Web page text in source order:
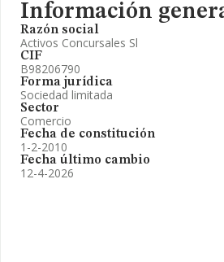
Información
Razón social
Activos Concursales Sl
CIF
B98206790
Forma jurídica
Sociedad limitada
Sector
Comercio
Fecha de constitución
1-2-2010
Fecha último cambio
12-4-2026